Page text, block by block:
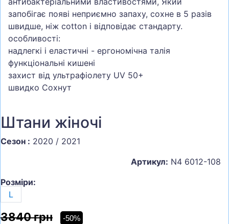
запобігає появі неприємно запаху, сохне в 5 разів
швидше, ніж cotton і відповідає стандарту.
особливості:
надлегкі і еластичні - ергономічна талія
функціональні кишені
захист від ультрафіолету UV 50+
швидко Сохнут
Штани жіночі
Сезон : 2020 / 2021
Артикул: N4 6012-108
Розміри:
L
3840 грн -50%